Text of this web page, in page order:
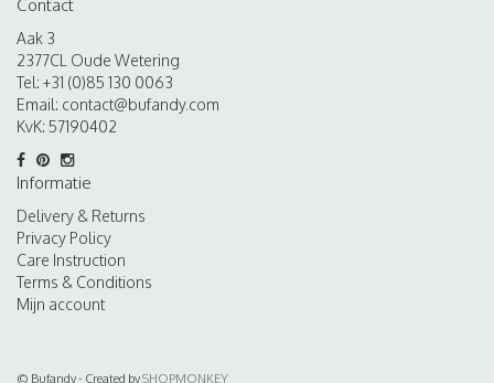
Contact
Aak 3
2377CL Oude Wetering
Tel: +31 (0)85 130 0063
Email: contact@bufandy.com
KvK: 57190402
Informatie
Delivery & Returns
Privacy Policy
Care Instruction
Terms & Conditions
Mijn account
© Bufandy - Created bySHOPMONKEY